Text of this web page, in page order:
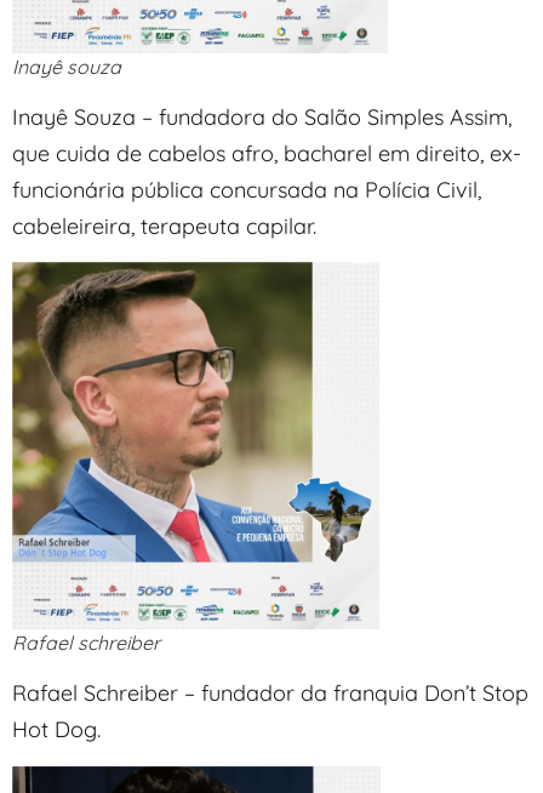
Inayê souza
Inayê Souza – fundadora do Salão Simples Assim,
que cuida de cabelos afro, bacharel em direito, ex-
funcionária pública concursada na Polícia Civil,
cabeleireira, terapeuta capilar.
Rafael schreiber
Rafael Schreiber – fundador da franquia Don’t Stop
Hot Dog.